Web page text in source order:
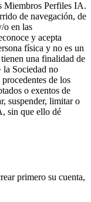
Miembros Perfiles IA.
de navegación, de
o en las
y acepta
física y no es un
una finalidad de
la Sociedad no
de los
o exentos de
suspender, limitar o
sin que ello dé
primero su cuenta,